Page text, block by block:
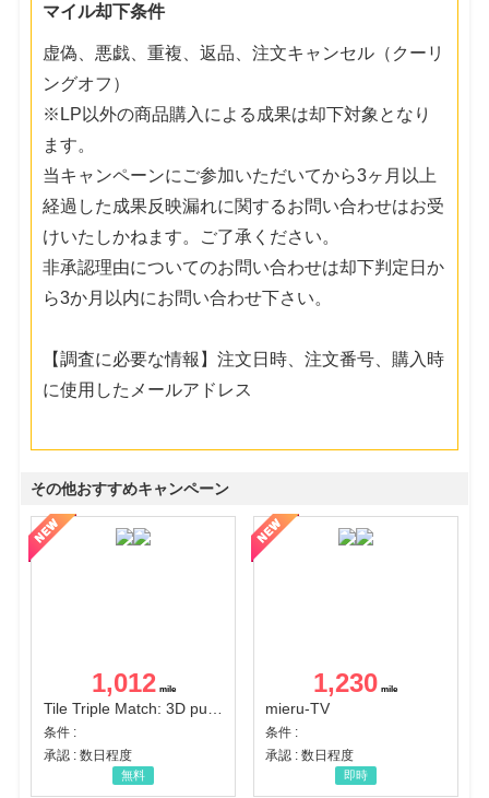
マイル却下条件
虚偽、悪戯、重複、返品、注文キャンセル（クーリ
ングオフ）
※LP以外の商品購入による成果は却下対象となり
ます。
当キャンペーンにご参加いただいてから3ヶ月以上
経過した成果反映漏れに関するお問い合わせはお受
けいたしかねます。ご了承ください。
非承認理由についてのお問い合わせは却下判定日か
ら3か月以内にお問い合わせ下さい。
【調査に必要な情報】注文日時、注文番号、購入時
に使用したメールアドレス
その他おすすめキャンペーン
1,012
Tile Triple Match: 3D puzzle
条件 :
承認 : 数日程度
無料
1,230
mieru-TV
条件 :
承認 : 数日程度
即時